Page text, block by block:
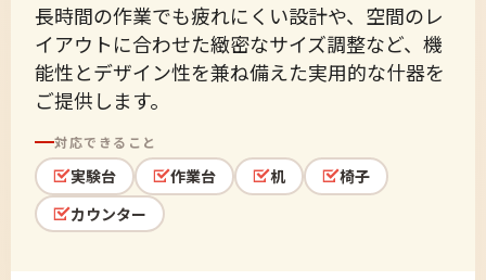
長時間の作業でも疲れにくい設計や、空間のレ
イアウトに合わせた緻密なサイズ調整など、機
能性とデザイン性を兼ね備えた実用的な什器を
ご提供します。
対応できること
実験台 作業台 机
椅子
カウンター